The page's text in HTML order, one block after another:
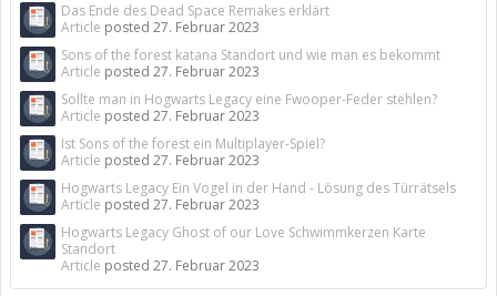
Das Ende des Dead Space Remakes erklärt
Article posted 27. Februar 2023
Sons of the forest katana Standort und wie man es bekommt
Article posted 27. Februar 2023
Sollte man in Hogwarts Legacy eine Fwooper-Feder stehlen?
Article posted 27. Februar 2023
Ist Sons of the forest ein Multiplayer-Spiel?
Article posted 27. Februar 2023
Hogwarts Legacy Ein Vogel in der Hand - Lösung des Türrätsels
Article posted 27. Februar 2023
Hogwarts Legacy Ghost of our Love Schwimmkerzen Karte
Standort
Article posted 27. Februar 2023